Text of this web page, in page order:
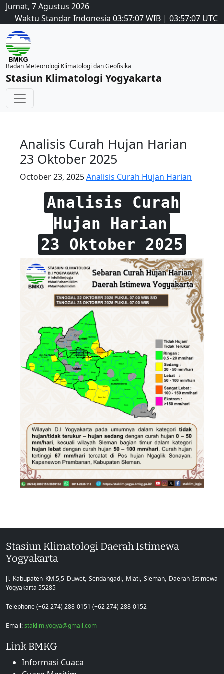
Jumat, 7 Agustus 2026
Waktu Standar Indonesia 03:57:07WIB | 03:57:07 UTC
Badan Meteorologi Klimatologi dan Geofisika
Stasiun Klimatologi Yogyakarta
Analisis Curah Hujan Harian
23 Oktober 2025
October 23, 2025Analisis Curah Hujan Harian
Analisis Curah
Hujan Harian
23 Oktober 2025
Stasiun Klimatologi Daerah Istimewa
Yogyakarta
Jl. Kabupaten KM.5,5 Duwet, Sendangadi, Mlati, Sleman, Daerah Istimewa
Yogyakarta 55285
Telephone (+62 274) 288-0151 (+62 274) 288-0152
Email:staklim.yogya@gmail.com
Link BMKG
Informasi Cuaca